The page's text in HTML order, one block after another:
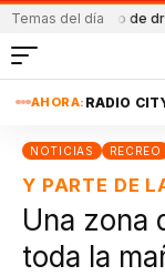
Temas del día
secuestro de drogasAl
AHORA: RADIO
NOTICIAS RECREO
Y PARTE DE
Una zona
toda la